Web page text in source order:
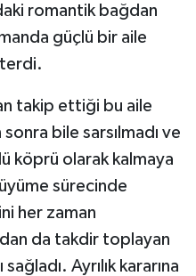
romantik bağdan
güçlü bir aile
takip ettiği bu aile
bile sarsılmadı ve
köprü olarak kalmaya
sürecinde
her zaman
da takdir toplayan
Ayrılık kararına